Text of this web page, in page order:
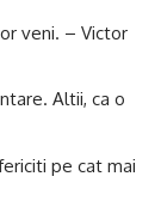
veni. – Victor
Altii, ca o
pe cat mai